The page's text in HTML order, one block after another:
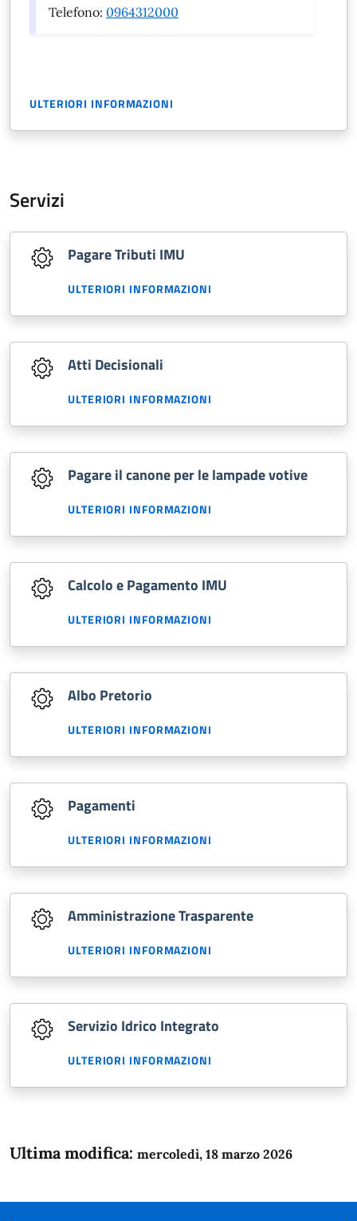
Telefono: 0964312000
ULTERIORI INFORMAZIONI
Servizi
Pagare Tributi IMU
ULTERIORI INFORMAZIONI
Atti Decisionali
ULTERIORI INFORMAZIONI
Pagare il canone per le lampade votive
ULTERIORI INFORMAZIONI
Calcolo e Pagamento IMU
ULTERIORI INFORMAZIONI
Albo Pretorio
ULTERIORI INFORMAZIONI
Pagamenti
ULTERIORI INFORMAZIONI
Amministrazione Trasparente
ULTERIORI INFORMAZIONI
Servizio Idrico Integrato
ULTERIORI INFORMAZIONI
Ultima modifica: mercoledì, 18 marzo 2026